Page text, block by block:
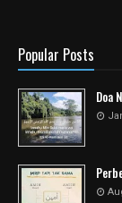
Popular Posts
Doa